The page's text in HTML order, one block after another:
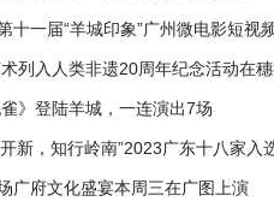
十一届“羊城印象”广州微电影短视
列入人类非遗20周年纪念活动在
》登陆羊城，一连演出7场
新，知行岭南”2023广东十八家
广府文化盛宴本周三在广图上演